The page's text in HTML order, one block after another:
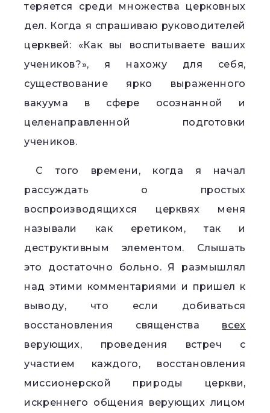
теряется среди множества церковных
дел. Когда я спрашиваю руководителей
церквей: «Как вы воспитываете ваших
учеников?», я нахожу для себя,
существование ярко выраженного
вакуума в сфере осознанной и
целенаправленной подготовки
учеников.
С того времени, когда я начал
рассуждать о простых
воспроизводящихся церквях меня
называли как еретиком, так и
деструктивным элементом. Слышать
это достаточно больно. Я размышлял
над этими комментариями и пришел к
выводу, что если добиваться
восстановления священства всех
верующих, проведения встреч с
участием каждого, восстановления
миссионерской природы церкви,
искреннего общения верующих лицом